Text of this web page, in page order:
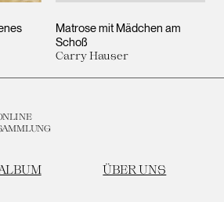
Matrose mit Mädchen am
Schoß
Carry Hauser
ÜBER UNS